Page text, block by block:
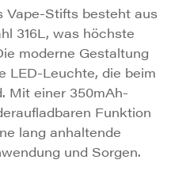
Vape-Stifts besteht aus
316L, was höchste
moderne Gestaltung
LED-Leuchte, die beim
Mit einer 350mAh-
Funktion
lang anhaltende
und Sorgen.